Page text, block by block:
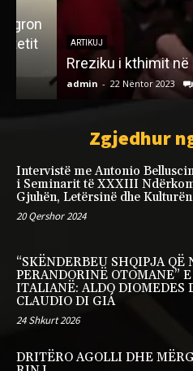
ARTIKUJ
Rreziku i kthimit në pikën
admin 22 Nëntor 2023 0
Zgjedhur
Intervistë me Antonio
i Seminarit të XXXIII
Gjuhën, Letërsinë dhe
20 Qershor 2024
“SKËNDERBEU SHQIPJA QË
PERANDORINË OTOMANE”
ITALIANË: ALDO DIOMEDES
CLAUDIO DI GIÁ
24 Shkurt 2026
DRITËRO AGOLLI DHE